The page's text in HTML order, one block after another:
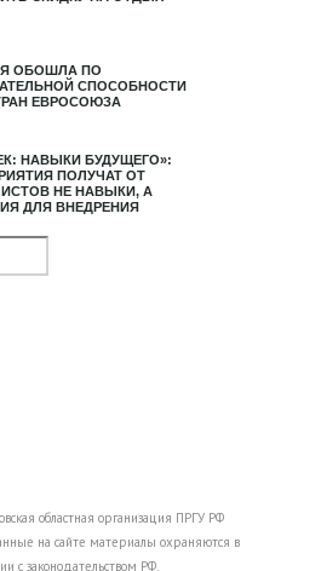
ОБОШЛА ПО
СПОСОБНОСТИ
ЕВРОСОЮЗА
НАВЫКИ БУДУЩЕГО»:
ПОЛУЧАТ ОТ
НЕ НАВЫКИ, А
ДЛЯ ВНЕДРЕНИЯ
областная организация ПРГУ РФ
на сайте материалы охраняются в
с законодательством РФ.